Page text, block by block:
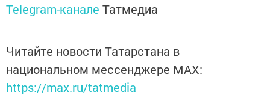
Telegram-канале Татмедиа
Читайте новости Татарстана в
национальном мессенджере MАХ:
https://max.ru/tatmedia